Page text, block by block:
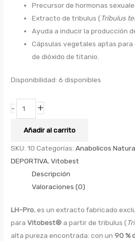
Precursor de hormonas
Extracto de tribulus (Tribulus
Ayuda a inducir la producción
Cápsulas vegetales aptas
de dióxido de titanio.
Disponibilidad: 6 disponibles
- +
Añadir al carrito
SKU:10 Categorías:Anabolicos
DEPORTIVA,Vitobest
Descripción
Valoraciones (0)
LH-Pro, es un extracto fabricado
paraVitobest® a partir de tribulus (
alta pureza encontrada: con un 90 %